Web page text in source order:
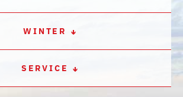
WINTER
SERVICE